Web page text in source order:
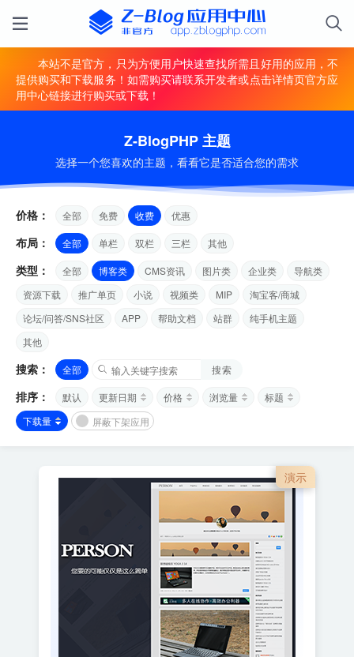
本站不是官方，只为方便用户快速查找所需且好用的应用，不
提供购买和下载服务！如需购买请联系开发者或点击详情页官方应
用中心链接进行购买或下载！
Z-BlogPHP 主题
选择一个您喜欢的主题，看看它是否适合您的需求
价格： 全部 免费 收费 优惠
布局： 全部 单栏 双栏 三栏 其他
类型： 全部 博客类 CMS资讯 图片类 企业类
导航类
资源下载
推广单页 小说 视频类 MIP
淘宝客/商城
论坛/问答/SNS社区
APP 帮助文档 站群
纯手机主题
其他
搜索： 全部 搜索
排序： 默认 更新日期 价格 浏览量
标题
下载量
屏蔽下架应用
演示